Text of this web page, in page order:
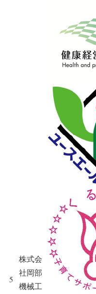
5
株式会
社岡部
機械工